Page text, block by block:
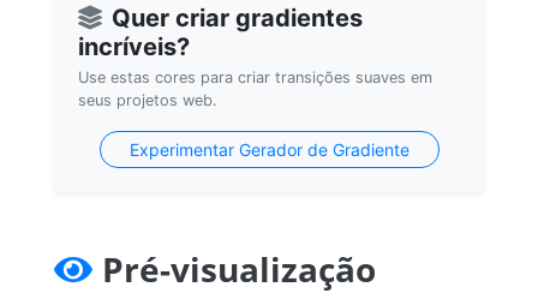
Quer criar gradientes
incríveis?
Use estas cores para criar transições suaves em
seus projetos web.
Experimentar Gerador de Gradiente
Pré-visualização